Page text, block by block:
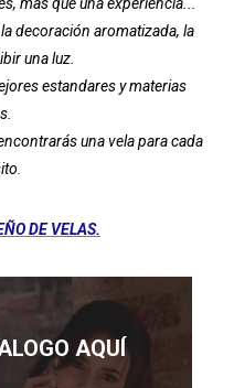
decoración aromatizada, la
una luz.
estandares y materias
una vela para cada
.
DE VELAS.
AQUÍ